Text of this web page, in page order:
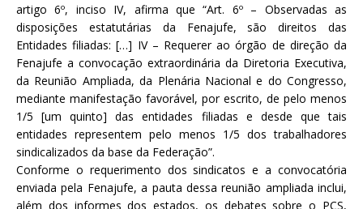
artigo 6º, inciso IV, afirma que “Art. 6º – Observadas as
disposições estatutárias da Fenajufe, são direitos das
Entidades filiadas: […] IV – Requerer ao órgão de direção da
Fenajufe a convocação extraordinária da Diretoria Executiva,
da Reunião Ampliada, da Plenária Nacional e do Congresso,
mediante manifestação favorável, por escrito, de pelo menos
1/5 [um quinto] das entidades filiadas e desde que tais
entidades representem pelo menos 1/5 dos trabalhadores
sindicalizados da base da Federação”.
Conforme o requerimento dos sindicatos e a convocatória
enviada pela Fenajufe, a pauta dessa reunião ampliada inclui,
além dos informes dos estados, os debates sobre o PCS,